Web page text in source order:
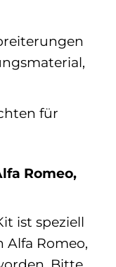
für
Romeo,
ist speziell
Alfa Romeo,